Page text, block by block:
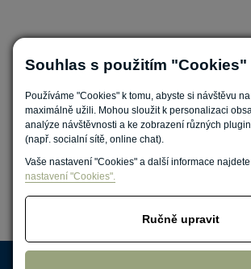
Souhlas s použitím "Cookies"
Používáme "Cookies" k tomu, abyste si návštěvu
maximálně užili. Mohou sloužit k personalizaci
analýze návštěvnosti a ke zobrazení různých
(např. socialní sítě, online chat).
Vaše nastavení "Cookies" a další informace
nastavení "Cookies".
Ručně upravit
Nastavit cookies
Zpracování osobních údajů